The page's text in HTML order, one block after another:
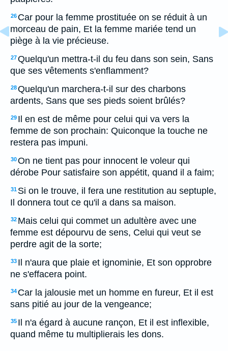
26 Car pour la femme prostituée on se réduit à un
morceau de pain, Et la femme mariée tend un
piège à la vie précieuse.
27Quelqu'un mettra-t-il du feu dans son sein, Sans
que ses vêtements s'enflamment?
28Quelqu'un marchera-t-il sur des charbons
ardents, Sans que ses pieds soient brûlés?
29 Il en est de même pour celui qui va vers la
femme de son prochain: Quiconque la touche ne
restera pas impuni.
30On ne tient pas pour innocent le voleur qui
dérobe Pour satisfaire son appétit, quand il a faim;
31 Si on le trouve, il fera une restitution au septuple,
Il donnera tout ce qu'il a dans sa maison.
32 Mais celui qui commet un adultère avec une
femme est dépourvu de sens, Celui qui veut se
perdre agit de la sorte;
33 Il n'aura que plaie et ignominie, Et son opprobre
ne s'effacera point.
34 Car la jalousie met un homme en fureur, Et il est
sans pitié au jour de la vengeance;
35 Il n'a égard à aucune rançon, Et il est inflexible,
quand même tu multiplierais les dons.